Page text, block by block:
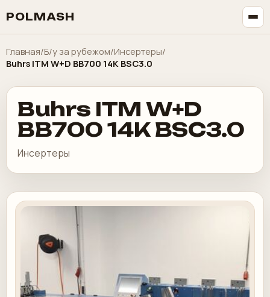
POLMASH
Главная/Б/у за рубежом/Инсертеры/
Buhrs ITM W+D BB700 14K BSC3.0
Buhrs ITM W+D
BB700 14K BSC3.0
Инсертеры